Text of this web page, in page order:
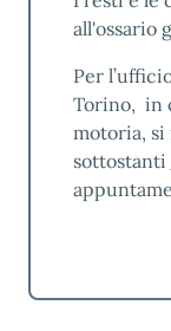
continuo
interessate.
Nel
per l’anno
all'ossario
Per
Torino, in
motoria,
sottostanti